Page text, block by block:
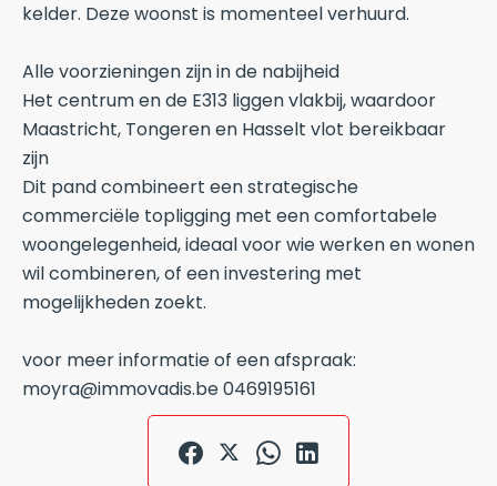
kelder. Deze woonst is momenteel verhuurd.
Alle voorzieningen zijn in de nabijheid
Het centrum en de E313 liggen vlakbij, waardoor
Maastricht, Tongeren en Hasselt vlot bereikbaar
zijn
Dit pand combineert een strategische
commerciële topligging met een comfortabele
woongelegenheid, ideaal voor wie werken en wonen
wil combineren, of een investering met
mogelijkheden zoekt.
voor meer informatie of een afspraak:
moyra@immovadis.be 0469195161